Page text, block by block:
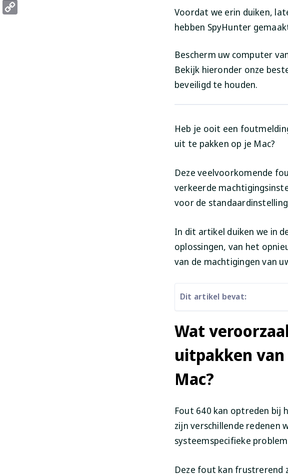
Voordat we erin duiken,
hebben SpyHunter
Bescherm uw computer
Bekijk hieronder onze
beveiligd te houden.
Heb je ooit een
uit te pakken op je Mac?
Deze veelvoorkomende
verkeerde
voor de
In dit artikel duiken we in
oplossingen, van het
van de machtigingen van
Dit artikel bevat:
Wat
uitpakken van
Mac?
Fout 640 kan optreden bij
zijn verschillende redenen
systeemspecifieke
Deze fout kan frustrerend
Threads